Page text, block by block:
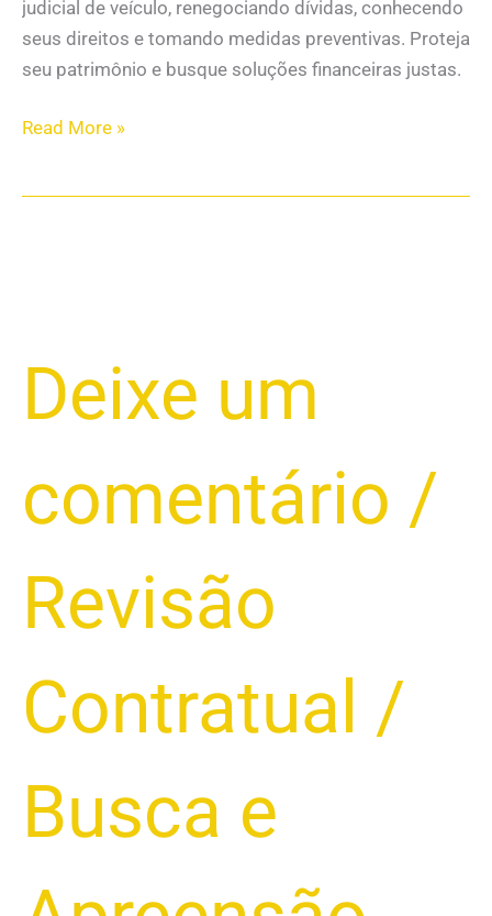
judicial de veículo, renegociando dívidas, conhecendo
seus direitos e tomando medidas preventivas. Proteja
seu patrimônio e busque soluções financeiras justas.
Read More »
Deixe um
comentário /
Revisão
Contratual /
Busca e
PRAZO
QUITAR
A
ANTES
DE
PERDER
VEÍCULO?
DESCUBRA
DIREITOS
2025